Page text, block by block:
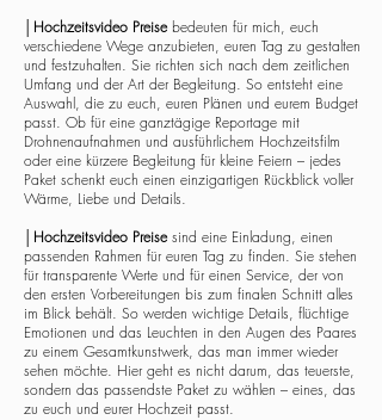
Hochzeitsvideo Preisebedeuten für mich, euch
verschiedene Wege anzubieten, euren Tag zu gestalten
und festzuhalten. Sie richten sich nach dem zeitlichen
Umfang und der Art der Begleitung. So entsteht eine
Auswahl, die zu euch, euren Plänen und eurem Budget
passt. Ob für eine ganztägige Reportage mit
Drohnenaufnahmen und ausführlichem Hochzeitsfilm
oder eine kürzere Begleitung für kleine Feiern – jedes
Paket schenkt euch einen einzigartigen Rückblick voller
Wärme, Liebe und Details.
Hochzeitsvideo Preisesind eine Einladung, einen
passenden Rahmen für euren Tag zu finden. Sie stehen
für transparente Werte und für einen Service, der von
den ersten Vorbereitungen bis zum finalen Schnitt alles
im Blick behält. So werden wichtige Details, flüchtige
Emotionen und das Leuchten in den Augen des Paares
zu einem Gesamtkunstwerk, das man immer wieder
sehen möchte. Hier geht es nicht darum, das teuerste,
sondern das passendste Paket zu wählen – eines, das
zu euch und eurer Hochzeit passt.